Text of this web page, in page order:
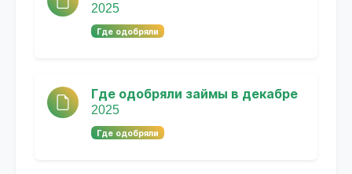
2025
Где одобряли
Где одобряли займы в декабре
2025
Где одобряли